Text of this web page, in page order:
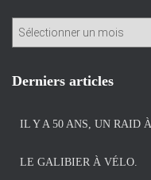
h
Derniers articles
IL Y A 50 ANS, UN RAID
LE GALIBIER À VÉLO.